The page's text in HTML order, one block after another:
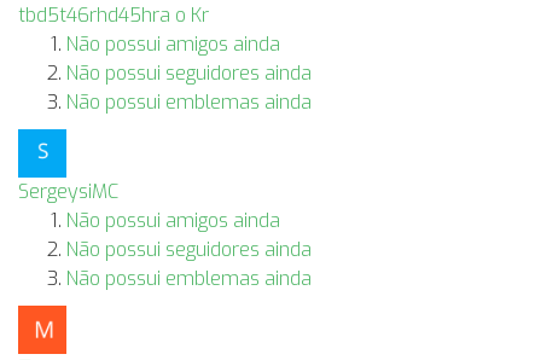
tbd5t46rhd45hra o Kr
Não possui amigos ainda
Não possui seguidores ainda
Não possui emblemas ainda
SergeysiMC
Não possui amigos ainda
Não possui seguidores ainda
Não possui emblemas ainda